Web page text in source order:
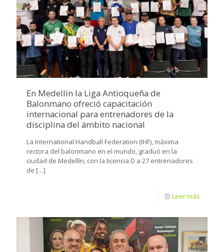
En Medellín la Liga Antioqueña de
Balonmano ofreció capacitación
internacional para entrenadores de la
disciplina del ámbito nacional
La International Handball Federation (IHF), máxima
rectora del balonmano en el mundo, graduó en la
ciudad de Medellín, con la licencia D a 27 entrenadores
de […]
Leer más